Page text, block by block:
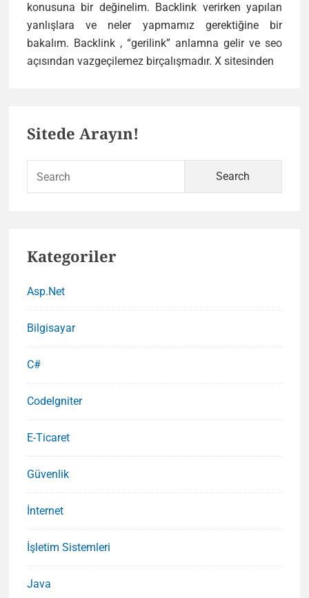
konusuna bir değinelim. Backlink verirken yapılan
yanlışlara ve neler yapmamız gerektiğine bir
bakalım. Backlink , “gerilink” anlamna gelir ve seo
açısından vazgeçilemez birçalışmadır. X sitesinden
Sitede Arayın!
Kategoriler
Asp.Net
Bilgisayar
C#
CodeIgniter
E-Ticaret
Güvenlik
İnternet
İşletim Sistemleri
Java